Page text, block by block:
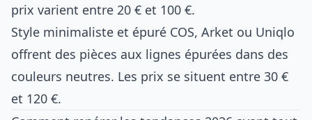
prix varient entre 20 € et 100 €.
Style minimaliste et épuré COS, Arket ou Uniqlo
offrent des pièces aux lignes épurées dans des
couleurs neutres. Les prix se situent entre 30 €
et 120 €.